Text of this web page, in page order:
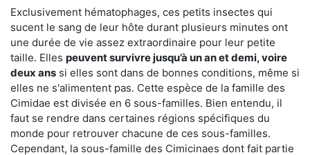
Exclusivement hématophages, ces petits insectes qui
sucent le sang de leur hôte durant plusieurs minutes ont
une durée de vie assez extraordinaire pour leur petite
taille. Elles peuvent survivre jusqu’à un an et demi, voire
deux ans si elles sont dans de bonnes conditions, même si
elles ne s'alimentent pas. Cette espèce de la famille des
Cimidae est divisée en 6 sous-familles. Bien entendu, il
faut se rendre dans certaines régions spécifiques du
monde pour retrouver chacune de ces sous-familles.
Cependant, la sous-famille des Cimicinaes dont fait partie